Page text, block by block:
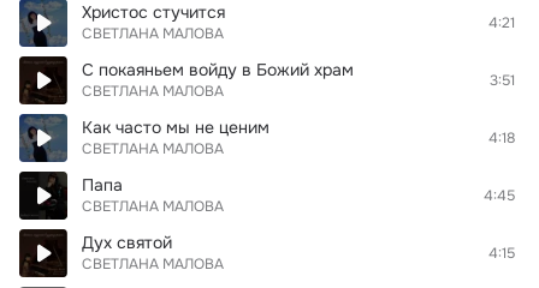
Христос стучится
СВЕТЛАНА МАЛОВА
4:21
С покаяньем войду в Божий храм
СВЕТЛАНА МАЛОВА
3:51
Как часто мы не ценим
СВЕТЛАНА МАЛОВА
4:18
Папа
СВЕТЛАНА МАЛОВА
4:45
Дух святой
СВЕТЛАНА МАЛОВА
4:15